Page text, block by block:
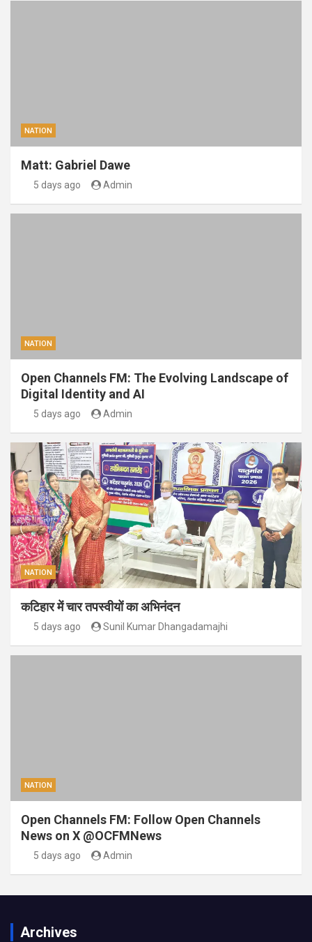
NATION
Matt: Gabriel Dawe
5 days ago Admin
NATION
Open Channels FM: The Evolving Landscape of
Digital Identity and AI
5 days ago Admin
NATION
कटिहार में चार तपस्वीयों का अभिनंदन
5 days ago Sunil Kumar Dhangadamajhi
NATION
Open Channels FM: Follow Open Channels
News on X @OCFMNews
5 days ago Admin
Archives